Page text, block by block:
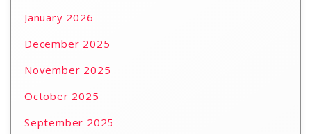
January 2026
December 2025
November 2025
October 2025
September 2025